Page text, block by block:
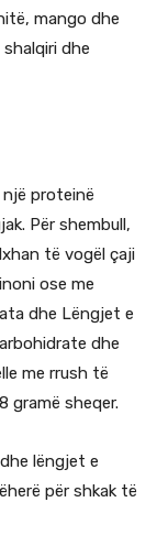
mango dhe
dhe
proteinë
Për shembull,
të vogël çaji
ose me
dhe Lëngjet e
dhe
me rrush të
gramë sheqer.
lëngjet e
për shkak të